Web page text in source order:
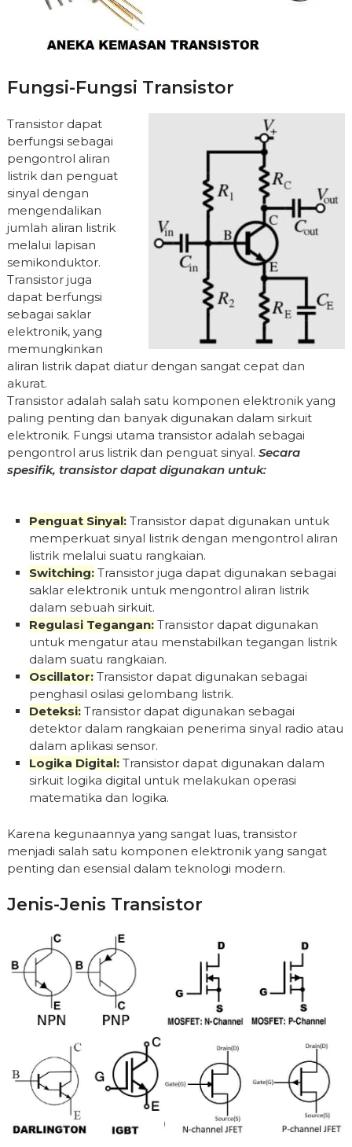
Fungsi-Fungsi Transistor
Transistor dapat
berfungsi sebagai
pengontrol aliran
listrik dan penguat
sinyal dengan
mengendalikan
jumlah aliran listrik
melalui lapisan
semikonduktor.
Transistor juga
dapat berfungsi
sebagai saklar
elektronik, yang
memungkinkan
aliran listrik dapat diatur dengan sangat cepat dan
akurat.
Transistor adalah salah satu komponen elektronik yang
paling penting dan banyak digunakan dalam sirkuit
elektronik. Fungsi utama transistor adalah sebagai
pengontrol arus listrik dan penguat sinyal. Secara
spesifik, transistor dapat digunakan untuk:
Penguat Sinyal: Transistor dapat digunakan untuk
memperkuat sinyal listrik dengan mengontrol aliran
listrik melalui suatu rangkaian.
Switching: Transistor juga dapat digunakan sebagai
saklar elektronik untuk mengontrol aliran listrik
dalam sebuah sirkuit.
Regulasi Tegangan: Transistor dapat digunakan
untuk mengatur atau menstabilkan tegangan listrik
dalam suatu rangkaian.
Oscillator: Transistor dapat digunakan sebagai
penghasil osilasi gelombang listrik.
Deteksi: Transistor dapat digunakan sebagai
detektor dalam rangkaian penerima sinyal radio atau
dalam aplikasi sensor.
Logika Digital: Transistor dapat digunakan dalam
sirkuit logika digital untuk melakukan operasi
matematika dan logika.
Karena kegunaannya yang sangat luas, transistor
menjadi salah satu komponen elektronik yang sangat
penting dan esensial dalam teknologi modern.
Jenis-Jenis Transistor